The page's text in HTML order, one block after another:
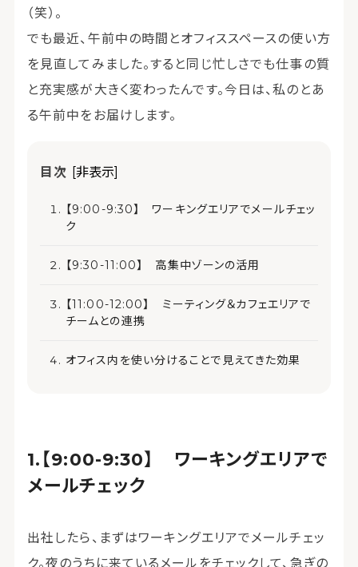
（笑）。
でも最近、午前中の時間とオフィススペースの使い方
を見直してみました。すると同じ忙しさでも仕事の質
と充実感が大きく変わったんです。今日は、私のとあ
る午前中をお届けします。
目次 [非表示]
【9:00-9:30】 ワーキングエリアでメールチェッ
ク
【9:30-11:00】 高集中ゾーンの活用
【11:00-12:00】 ミーティング＆カフェエリアで
チームとの連携
オフィス内を使い分けることで見えてきた効果
【9:00-9:30】 ワーキングエリアで
メールチェック
出社したら、まずはワーキングエリアでメールチェッ
ク。夜のうちに来ているメールをチェックして、急ぎの